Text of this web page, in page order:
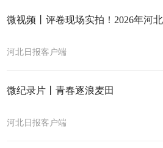
河北日报客户端
微纪录片丨青春逐浪麦田
河北日报客户端